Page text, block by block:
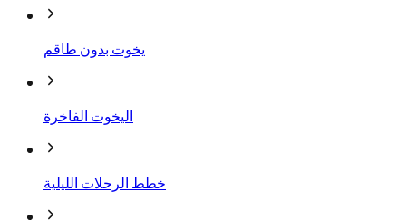
يخوت بدون طاقم
اليخوت الفاخرة
خطط الرحلات الليلية